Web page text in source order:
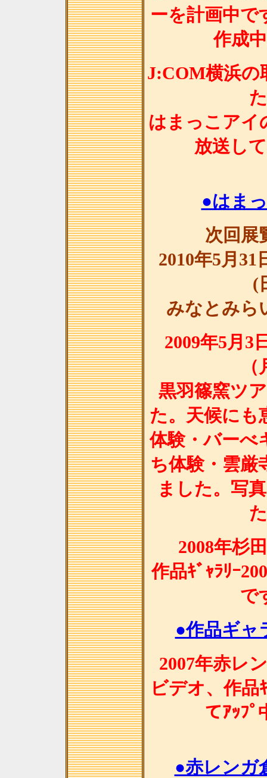
ーを計画中で
作成
J:COM横浜の
はまっこアイ
放送し
●はま
次回展
2010年5月31
(
みなとみら
2009年5月3
黒羽篠窯ツ
た。天候にも
体験・バーべ
ち体験・雲厳
ました。写
2008年杉
作品ｷﾞｬﾗﾘｰ
で
●作品ギャ
2007年赤レ
ビデオ、作品
てｱｯﾌﾟ
●赤レンガ